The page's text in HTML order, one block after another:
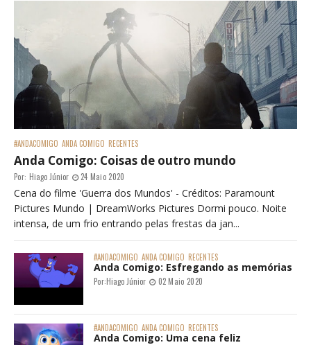
#ANDACOMIGO ANDA COMIGO RECENTES
Anda Comigo: Coisas de outro mundo
Por: Hiago Júnior 24 Maio 2020
Cena do filme 'Guerra dos Mundos' - Créditos: Paramount
Pictures Mundo | DreamWorks Pictures Dormi pouco. Noite
intensa, de um frio entrando pelas frestas da jan...
#ANDACOMIGO ANDA COMIGO RECENTES
Anda Comigo: Esfregando as memórias
Por:Hiago Júnior 02 Maio 2020
#ANDACOMIGO ANDA COMIGO RECENTES
Anda Comigo: Uma cena feliz